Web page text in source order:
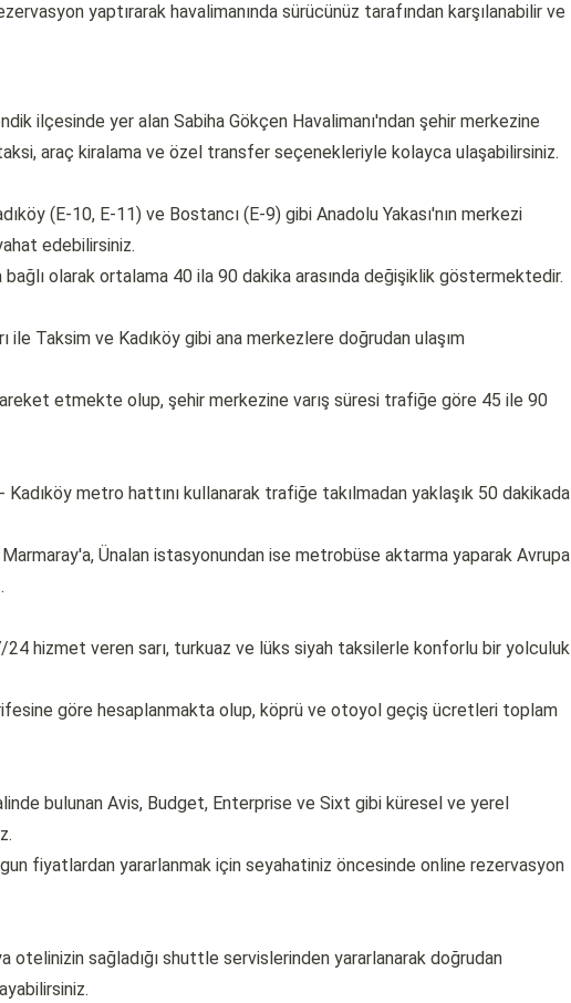
yaptırarak havalimanında sürücünüz tarafından karşılanabilir ve
ilçesinde yer alan Sabiha Gökçen Havalimanı'ndan şehir merkezine
araç kiralama ve özel transfer seçenekleriyle kolayca ulaşabilirsiniz.
(E-10, E-11) ve Bostancı (E-9) gibi Anadolu Yakası'nın merkezi
edebilirsiniz.
olarak ortalama 40 ila 90 dakika arasında değişiklik göstermektedir.
ile Taksim ve Kadıköy gibi ana merkezlere doğrudan ulaşım
etmekte olup, şehir merkezine varış süresi trafiğe göre 45 ile 90
Kadıköy metro hattını kullanarak trafiğe takılmadan yaklaşık 50 dakikada
Ünalan istasyonundan ise metrobüse aktarma yaparak Avrupa
24 hizmet veren sarı, turkuaz ve lüks siyah taksilerle konforlu bir yolculuk
göre hesaplanmakta olup, köprü ve otoyol geçiş ücretleri toplam
bulunan Avis, Budget, Enterprise ve Sixt gibi küresel ve yerel
fiyatlardan yararlanmak için seyahatiniz öncesinde online rezervasyon
otelinizin sağladığı shuttle servislerinden yararlanarak doğrudan